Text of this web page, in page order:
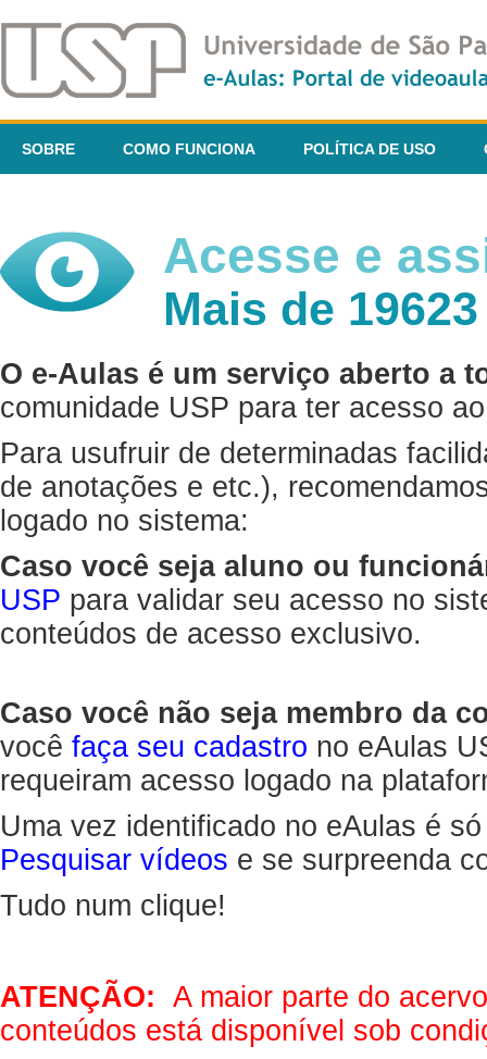
SOBRE COMO FUNCIONA POLÍTICA DE USO
Acesse e
Mais de
O e-Aulas é um serviço aberto a
comunidade USP para ter acesso
Para usufruir de determinadas
de anotações e etc.),
logado no sistema:
Caso você seja aluno ou
USP para validar seu acesso no
conteúdos de acesso exclusivo.
Caso você não seja membro da
você faça seu cadastro no eAulas
requeiram acesso logado na
Uma vez identificado no eAulas é
Pesquisar vídeos e se surpreenda
Tudo num clique!
ATENÇÃO: A maior parte do
conteúdos está disponível sob